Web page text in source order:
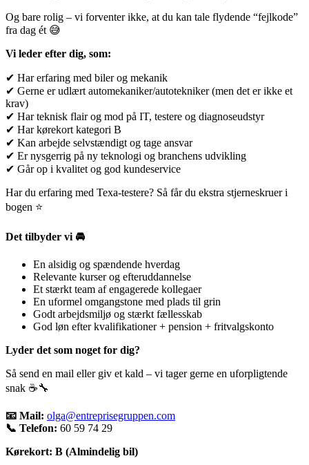
Og bare rolig – vi forventer ikke, at du kan tale flydende “fejlkode”
fra dag ét 😅
Vi leder efter dig, som:
✔ Har erfaring med biler og mekanik
✔ Gerne er udlært automekaniker/autotekniker (men det er ikke et
krav)
✔ Har teknisk flair og mod på IT, testere og diagnoseudstyr
✔ Har kørekort kategori B
✔ Kan arbejde selvstændigt og tage ansvar
✔ Er nysgerrig på ny teknologi og branchens udvikling
✔ Går op i kvalitet og god kundeservice
Har du erfaring med Texa-testere? Så får du ekstra stjerneskruer i
bogen ⭐
Det tilbyder vi 🚘
En alsidig og spændende hverdag
Relevante kurser og efteruddannelse
Et stærkt team af engagerede kollegaer
En uformel omgangstone med plads til grin
Godt arbejdsmiljø og stærkt fællesskab
God løn efter kvalifikationer + pension + fritvalgskonto
Lyder det som noget for dig?
Så send en mail eller giv et kald – vi tager gerne en uforpligtende
snak ☕🔧
📧 Mail: olga@entreprisegruppen.com
📞 Telefon: 60 59 74 29
Kørekort: B (Almindelig bil)